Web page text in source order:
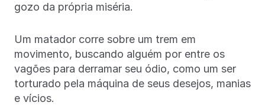
gozo da própria miséria.
Um matador corre sobre um trem em
movimento, buscando alguém por entre os
vagões para derramar seu ódio, como um ser
torturado pela máquina de seus desejos, manias
e vícios.